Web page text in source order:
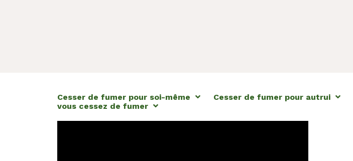
Cesser de fumer pour soi-même Cesser de fumer pour autrui
vous cessez de fumer